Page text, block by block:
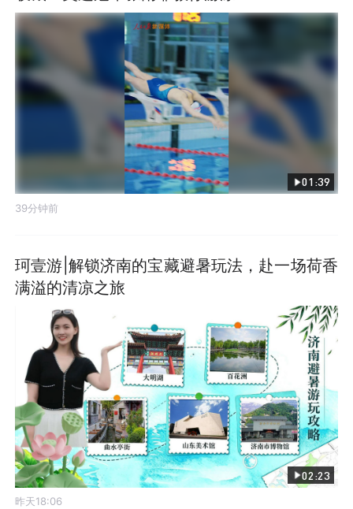
01:39
39分钟前
珂壹游|解锁济南的宝藏避暑玩法，赴一场荷香
满溢的清凉之旅
02:23
昨天18:06